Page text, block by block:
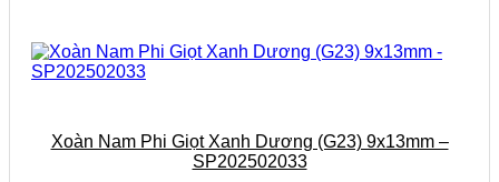
Xoàn Nam Phi Giọt Xanh Dương (G23) 9x13mm –
SP202502033